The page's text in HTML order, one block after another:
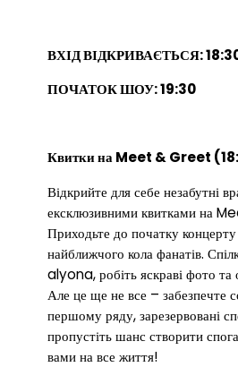
ВХІД ВІДКРИВАЄТЬСЯ:
ПОЧАТОК ШОУ: 19:30
Квитки на Meet & Greet
Відкрийте для себе незабутні
ексклюзивними квитками на
Приходьте до початку
найближчого кола фанатів.
alyona, робіть яскраві фото
Але це ще не все – забезпечте
першому ряду, зарезервовані
пропустіть шанс створити
вами на все життя!